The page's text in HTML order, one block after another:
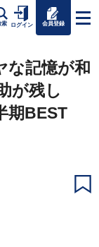
索 ログイン 会員登録
な記憶が和
が残し
期BEST